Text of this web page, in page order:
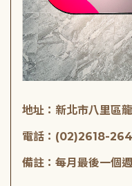
地址：新北市八里區
電話：(02)2618-
備註：每月最後一個